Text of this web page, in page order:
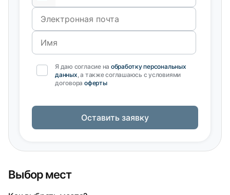
Выбор мест
Я даю согласие на обработку персональных
данных, а также соглашаюсь с условиями
договора оферты
Оставить заявку